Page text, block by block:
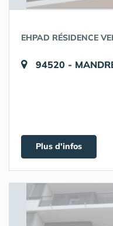
EHPAD RÉSIDENCE
94520 -
Plus d'infos